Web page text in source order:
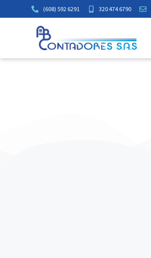
(608) 592 6291 320 474 6790